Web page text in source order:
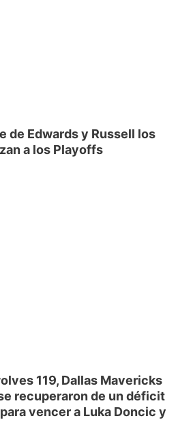
de Edwards y Russell los
a los Playoffs
119, Dallas Mavericks
recuperaron de un déficit
vencer a Luka Doncic y